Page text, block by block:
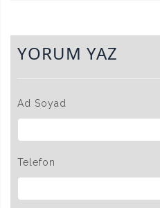
YORUM YAZ
Ad Soyad
Telefon